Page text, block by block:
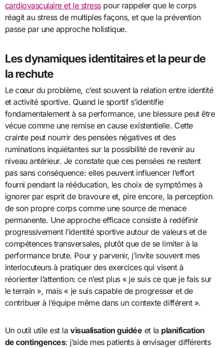
cardiovasculaire et le stresspour rappeler que le corps
réagit au stress de multiples façons, et que la prévention
passe par une approche holistique.
Les dynamiques identitaires et la peur de
la rechute
Le cœur du problème, c’est souvent la relation entre identité
et activité sportive. Quand le sportif s’identifie
fondamentalement à sa performance, une blessure peut être
vécue comme une remise en cause existentielle. Cette
crainte peut nourrir des pensées négatives et des
ruminations inquiétantes sur la possibilité de revenir au
niveau antérieur. Je constate que ces pensées ne restent
pas sans conséquence: elles peuvent influencer l’effort
fourni pendant la rééducation, les choix de symptômes à
ignorer par esprit de bravoure et, pire encore, la perception
de son propre corps comme une source de menace
permanente. Une approche efficace consiste à redéfinir
progressivement l’identité sportive autour de valeurs et de
compétences transversales, plutôt que de se limiter à la
performance brute. Pour y parvenir, j’invite souvent mes
interlocuteurs à pratiquer des exercices qui visent à
réorienter l’attention: ce n’est plus « je suis ce que je fais sur
le terrain », mais « je suis capable de progresser et de
contribuer à l’équipe même dans un contexte différent ».
Un outil utile est lavisualisation guidée et la planification
de contingences: j’aide mes patients à envisager différents